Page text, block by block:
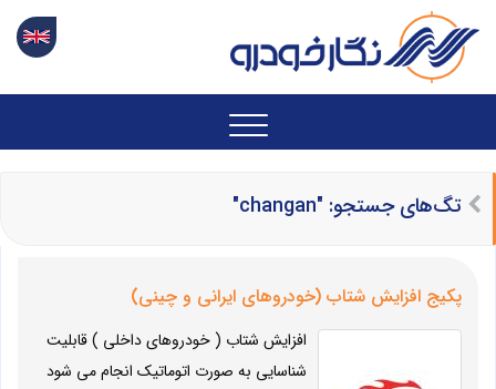
تگ‌های جستجو: "changan"
پکیج افزایش شتاب (خودروهای ایرانی و چینی)
افزایش شتاب ( خودروهای داخلی ) قابلیت
شناسایی به صورت اتوماتیک انجام می شود